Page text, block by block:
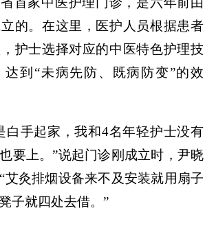
的。在这里，医护人员根据患者
护士选择对应的中医特色护理技
达到“未病先防、既病防变”的效
白手起家，我和4名年轻护士没有
要上。”说起门诊刚成立时，尹晓
艾灸排烟设备来不及安装就用扇子
子就四处去借。”